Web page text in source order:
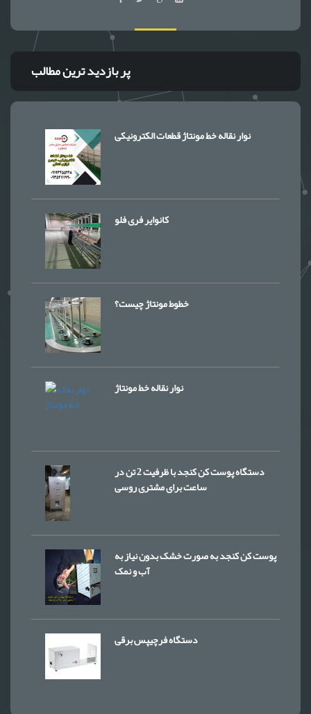
پر بازدید ترین مطالب
نوار نقاله خط مونتاژ قطعات الکترونیکی
کانوایر فری فلو
خطوط مونتاژ چیست؟
نوار نقاله خط مونتاژ
دستگاه پوست کن کنجد با ظرفیت 2 تن در
ساعت برای مشتری روسی
پوست کن کنجد به صورت خشک بدون نیاز به
آب و نمک
دستگاه فرچیپس برقی